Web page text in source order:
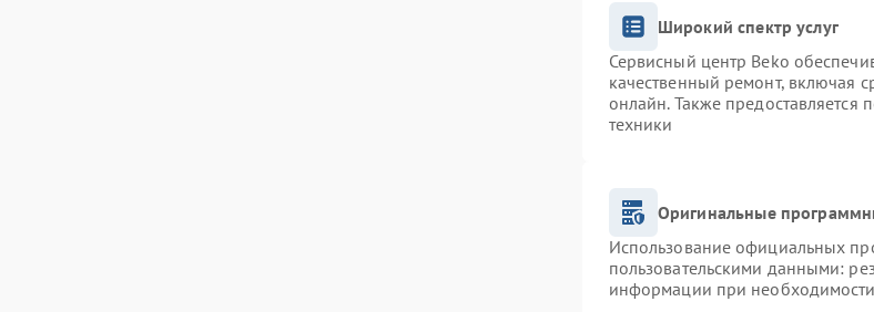
Широкий спектр услуг
Сервисный центр Beko
качественный ремонт, включая
онлайн. Также предоставляется
техники
Оригинальные
Использование официальных
пользовательскими данными:
информации при необходимости